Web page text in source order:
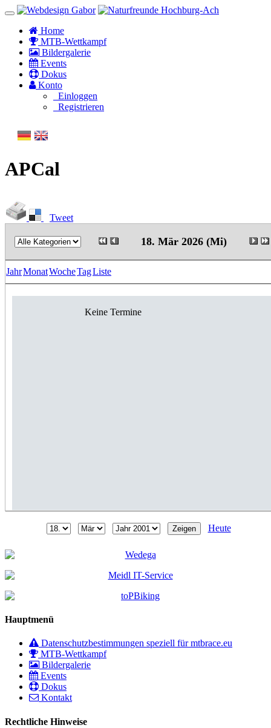
Home
MTB-Wettkampf
Bildergalerie
Events
Dokus
Konto
Einloggen
Registrieren
APCal
Tweet
18. Mär 2026 (Mi)
JahrMonatWocheTagListe
Keine Termine
Heute
Hauptmenü
Datenschutzbestimmungen speziell für mtbrace.eu
MTB-Wettkampf
Bildergalerie
Events
Dokus
Kontakt
Rechtliche Hinweise